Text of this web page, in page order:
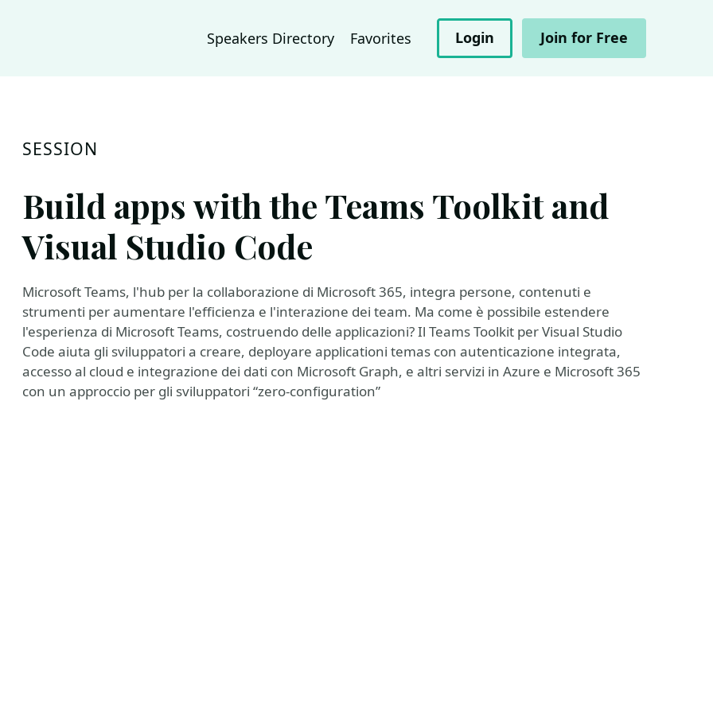
Speakers Directory Favorites Login Join for Free
SESSION
Build apps with the Teams Toolkit and
Visual Studio Code
Microsoft Teams, l'hub per la collaborazione di Microsoft 365, integra persone, contenuti e
strumenti per aumentare l'efficienza e l'interazione dei team. Ma come è possibile estendere
l'esperienza di Microsoft Teams, costruendo delle applicazioni? Il Teams Toolkit per Visual Studio
Code aiuta gli sviluppatori a creare, deployare applicationi temas con autenticazione integrata,
accesso al cloud e integrazione dei dati con Microsoft Graph, e altri servizi in Azure e Microsoft 365
con un approccio per gli sviluppatori “zero-configuration”